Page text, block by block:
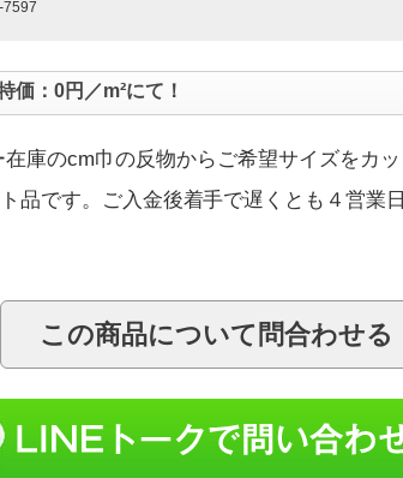
価：0円／m²にて！
庫のcm巾の反物からご希望サイズをカッ
品です。ご入金後着手で遅くとも４営業